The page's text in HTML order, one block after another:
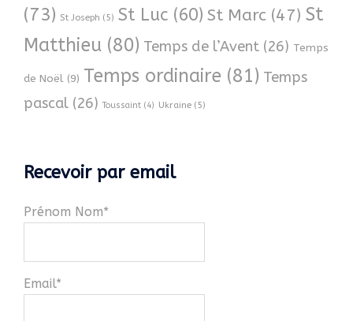
(73) St Joseph (5) St Luc (60) St Marc (47) St
Matthieu (80) Temps de l’Avent (26) Temps
de Noël (9) Temps ordinaire (81) Temps
pascal (26) Toussaint (4) Ukraine (5)
Recevoir par email
Prénom Nom*
Email*